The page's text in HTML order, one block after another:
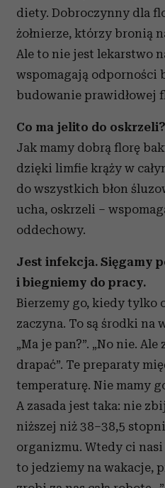
diety. Dobroczynny dla
żołnierze, którzy bronią
Ale to nie jest lekarstwo
wspomagają odporności
budowanie prawidłowej
Co ma jelito do oskrzeli?
Jak mamy dobrą florę
dzięki limfie krąży w
do wszystkich błon
ucha, oskrzeli –
oddechowy.
Jest infekcja. Sięgamy
i biegniemy do pracy.
Bierzemy go, kiedy tylko
zaczyna. To są środki na
„Ma je pan?”. „No nie.
drapać”. Te preparaty
temperaturę. Nie mamy
A zasada jest taka: nie
niższej niż 38–38,5
organizmu. Wtedy ci nasi
to jedziemy na wakacje,